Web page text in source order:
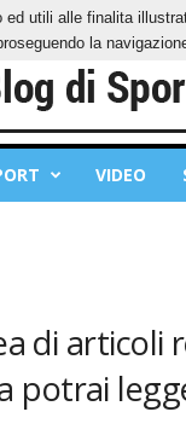
VIDEO
di articoli
potrai
utili alle finalita
la